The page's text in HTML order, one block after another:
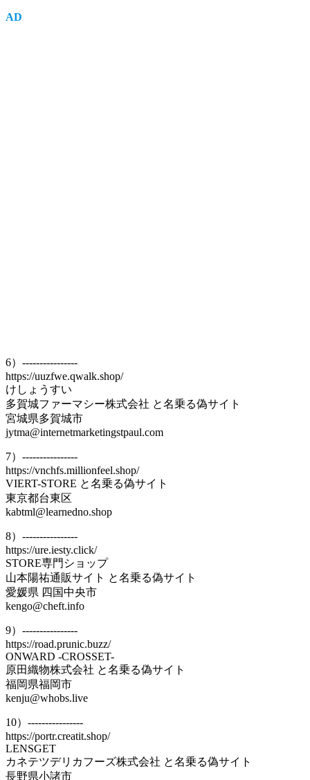
AD
6）----------------
https://uuzfwe.qwalk.shop/
けしょうすい
多賀城ファーマシー株式会社 と名乗る偽サイト
宮城県多賀城市
jytma@internetmarketingstpaul.com
7）----------------
https://vnchfs.millionfeel.shop/
VIERT-STORE と名乗る偽サイト
東京都台東区
kabtml@learnedno.shop
8）----------------
https://ure.iesty.click/
STORE専門ショップ
山本陽祐通販サイト と名乗る偽サイト
愛媛県 四国中央市
kengo@cheft.info
9）----------------
https://road.prunic.buzz/
ONWARD -CROSSET-
原田織物株式会社 と名乗る偽サイト
福岡県福岡市
kenju@whobs.live
10）----------------
https://portr.creatit.shop/
LENSGET
カネテツデリカフーズ株式会社 と名乗る偽サイト
長野県小諸市